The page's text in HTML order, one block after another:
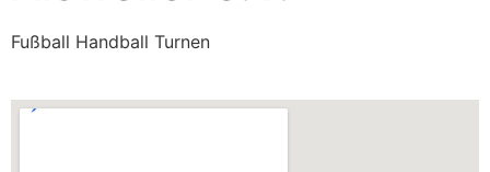
Fußball Handball Turnen